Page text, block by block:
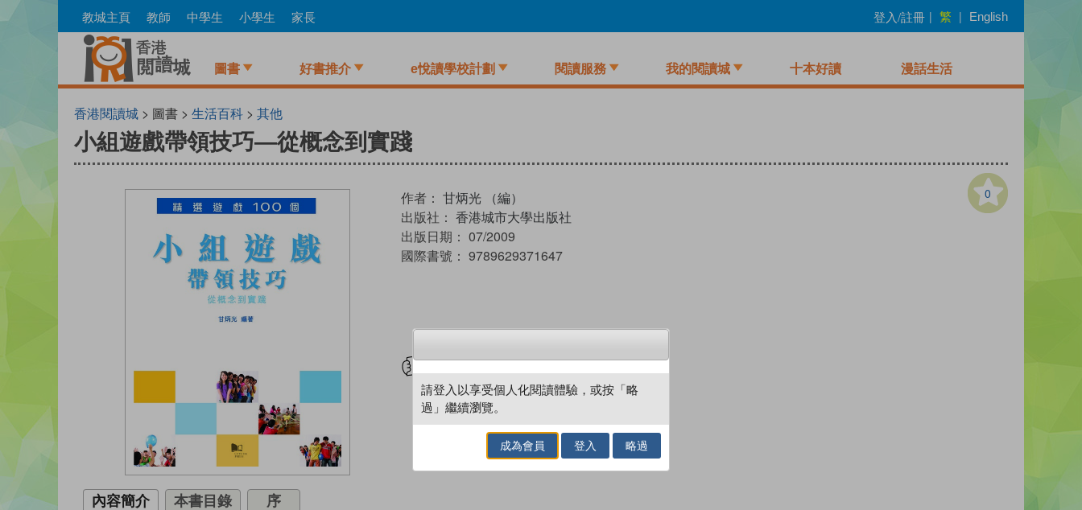
to
教城主頁 教師 中學生 小學生 家長 登入/註冊 | 繁 | English
圖書 好書推介 e悅讀學校計劃 閱讀服務 我的閱讀城 十本好讀 漫話生活
香港閱讀城 > 圖書 > 生活百科 > 其他
小組遊戲帶領技巧—從概念到實踐
0
作者： 甘炳光 （編）
出版社： 香港城市大學出版社
出版日期： 07/2009
國際書號： 9789629371647
內容簡介 本書目錄 序
請登入以享受個人化閱讀體驗，或按「略
過」繼續瀏覽。
成為會員 登入 略過